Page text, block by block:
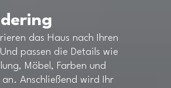
das Haus nach Ihren
passen die Details wie
Möbel, Farben und
Anschließend wird Ihr